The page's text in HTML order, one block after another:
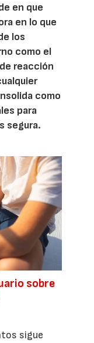
en que
en lo que
los
como el
reacción
como
para
segura.
sobre
sigue